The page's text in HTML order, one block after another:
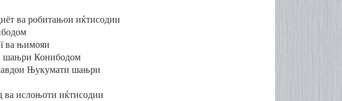
ва робитањои иќтисодии
ївањимояи
шањри Конибодом
Њукумати шањри
ва ислоњоти иќтисодии